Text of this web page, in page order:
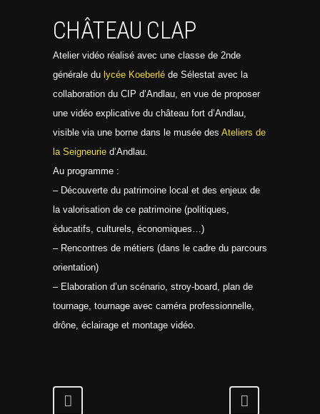
CHÂTEAU CLAP
Atelier vidéo réalisé avec une classe de 2nde
générale du lycée Koeberlé de Sélestat avec la
collaboration du CIP d’Andlau, en vue de proposer
une vidéo explicative du château fort d’Andlau,
visible via une borne dans le musée des Ateliers de
la Seigneurie d’Andlau.
Au programme :
– Découverte du patrimoine local et des enjeux de
la valorisation de ce patrimoine (politiques,
éducatifs, culturels, économiques…)
– Rencontres de métiers (dans le cadre du parcours
orientation)
– Elaboration d’un scénario, stroy-board, plan de
tournage, tournage avec caméra professionnelle,
drône, éclairage et montage vidéo.